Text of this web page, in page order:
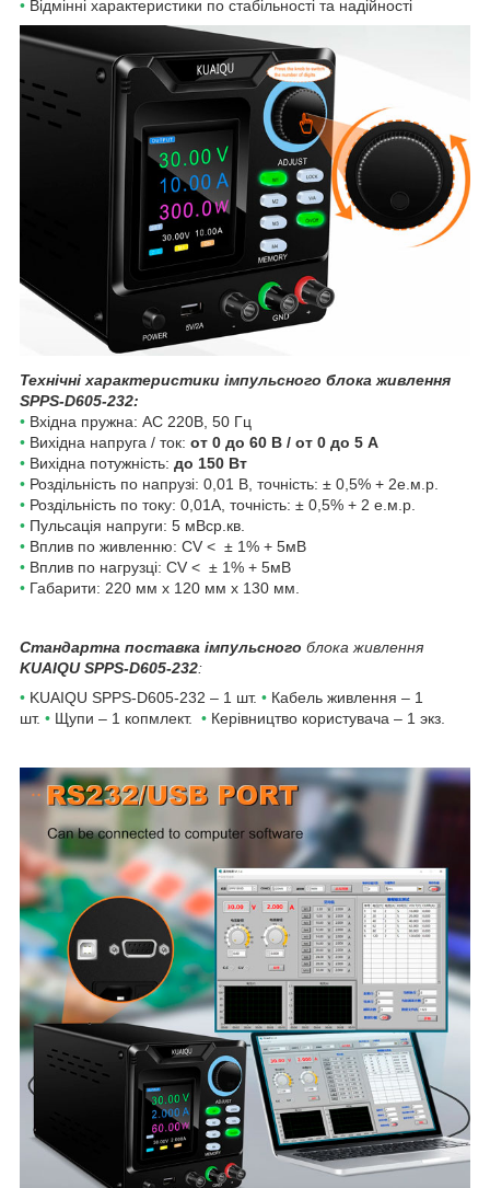
• Відмінні характеристики по стабільності та надійності
Технічні характеристики імпульсного блока живлення
SPPS-D605-232:
• Вхідна пружна: AC 220B, 50 Гц
• Вихідна напруга / ток: от 0 до 60 В / от 0 до 5 A
• Вихідна потужність: до 150 Вт
• Роздільність по напрузі: 0,01 В, точність: ± 0,5% + 2е.м.р.
• Роздільність по току: 0,01А, точність: ± 0,5% + 2 е.м.р.
• Пульсація напруги: 5 мВср.кв.
• Вплив по живленню: CV < ± 1% + 5мВ
• Вплив по нагрузці: CV < ± 1% + 5мВ
• Габарити: 220 мм х 120 мм х 130 мм.
Стандартна поставка імпульсного блока живлення
KUAIQU SPPS-D605-232:
• KUAIQU SPPS-D605-232 – 1 шт. • Кабель живлення – 1
шт. • Щупи – 1 копмлект. • Керівництво користувача – 1 экз.